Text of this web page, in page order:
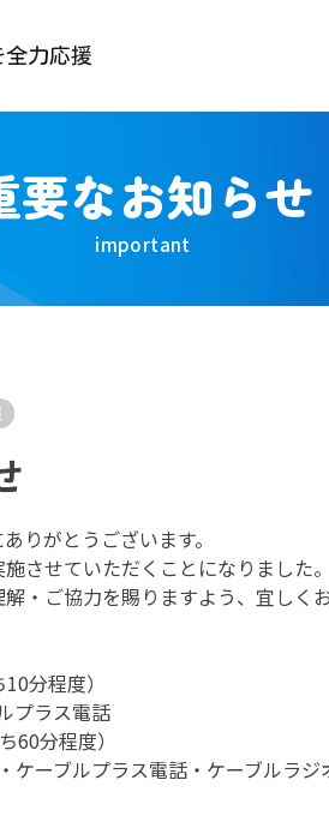
全力応援
要なお知らせ
りがとうございます。
させていただくことになりました。
・ご協力を賜りますよう、宜しく
分程度）
プラス電話
分程度）
ーブルプラス電話・ケーブルラジ